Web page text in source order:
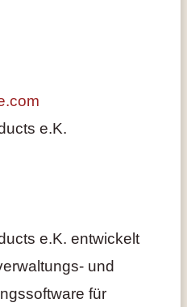
e.K.
e.K. entwickelt
und
für